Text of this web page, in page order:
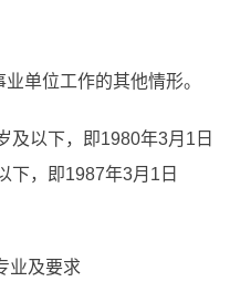
单位工作的其他情形。
及以下，即1980年3月1日
下，即1987年3月1日
业及要求